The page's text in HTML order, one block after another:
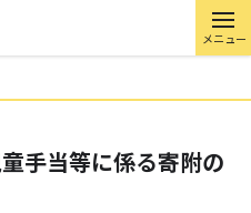
メニュー
手当等に係る寄附の